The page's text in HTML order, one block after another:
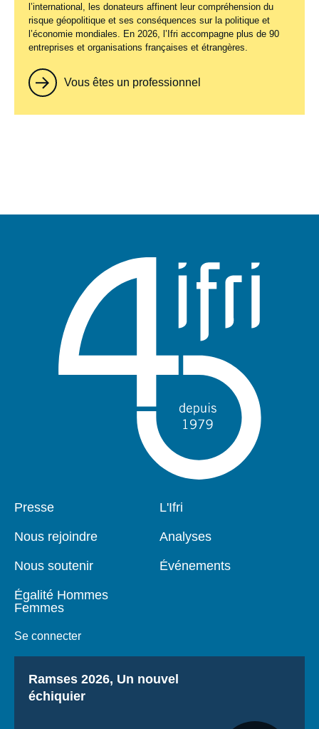
l’international, les donateurs affinent leur compréhension du
risque géopolitique et ses conséquences sur la politique et
l’économie mondiales. En 2026, l’Ifri accompagne plus de 90
entreprises et organisations françaises et étrangères.
Vous êtes un professionnel
Pied
Presse
Nous rejoindre
Nous soutenir
Égalité Hommes
Femmes
Se connecter
Navigation
L'Ifri
Analyses
Événements
Titre
Ramses 2026, Un nouvel
échiquier